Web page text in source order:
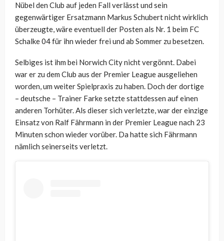
Nübel den Club auf jeden Fall verlässt und sein
gegenwärtiger Ersatzmann Markus Schubert nicht wirklich
überzeugte, wäre eventuell der Posten als Nr. 1 beim FC
Schalke 04 für ihn wieder frei und ab Sommer zu besetzen.
Selbiges ist ihm bei Norwich City nicht vergönnt. Dabei
war er zu dem Club aus der Premier League ausgeliehen
worden, um weiter Spielpraxis zu haben. Doch der dortige
– deutsche – Trainer Farke setzte stattdessen auf einen
anderen Torhüter. Als dieser sich verletzte, war der einzige
Einsatz von Ralf Fährmann in der Premier League nach 23
Minuten schon wieder vorüber. Da hatte sich Fährmann
nämlich seinerseits verletzt.